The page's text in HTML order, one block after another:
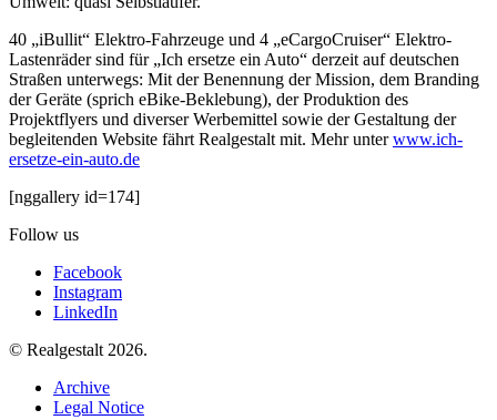
40 „iBullit“ Elektro-Fahrzeuge und 4 „eCargoCruiser“ Elektro-
Lastenräder sind für „Ich ersetze ein Auto“ derzeit auf deutschen
Straßen unterwegs: Mit der Benennung der Mission, dem Branding
der Geräte (sprich eBike-Beklebung), der Produktion des
Projektflyers und diverser Werbemittel sowie der Gestaltung der
begleitenden Website fährt Realgestalt mit. Mehr unterwww.ich-
ersetze-ein-auto.de
[nggallery id=174]
Follow us
Facebook
Instagram
LinkedIn
© Realgestalt 2026.
Archive
Legal Notice